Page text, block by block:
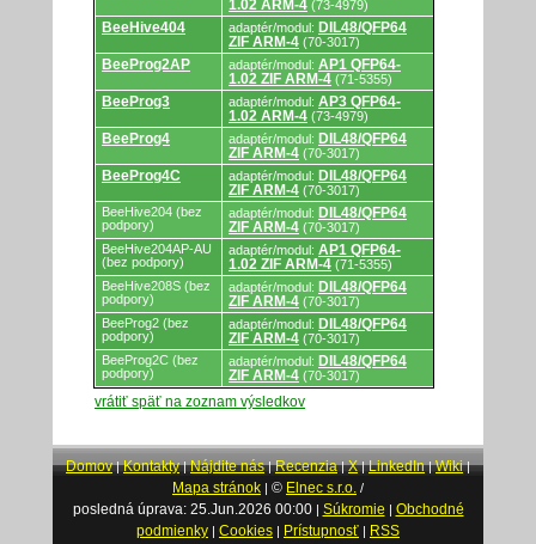
1.02 ARM-4 (73-4979)
BeeHive404 adaptér/modul: DIL48/QFP64
ZIF ARM-4 (70-3017)
BeeProg2AP adaptér/modul: AP1 QFP64-
1.02 ZIF ARM-4 (71-5355)
BeeProg3 adaptér/modul: AP3 QFP64-
1.02 ARM-4 (73-4979)
BeeProg4 adaptér/modul: DIL48/QFP64
ZIF ARM-4 (70-3017)
BeeProg4C adaptér/modul: DIL48/QFP64
ZIF ARM-4 (70-3017)
BeeHive204 (bez
podpory)
adaptér/modul: DIL48/QFP64
ZIF ARM-4 (70-3017)
BeeHive204AP-AU
(bez podpory)
adaptér/modul: AP1 QFP64-
1.02 ZIF ARM-4 (71-5355)
BeeHive208S (bez
podpory)
adaptér/modul: DIL48/QFP64
ZIF ARM-4 (70-3017)
BeeProg2 (bez
podpory)
adaptér/modul: DIL48/QFP64
ZIF ARM-4 (70-3017)
BeeProg2C (bez
podpory)
adaptér/modul: DIL48/QFP64
ZIF ARM-4 (70-3017)
vrátiť späť na zoznam výsledkov
Domov|Kontakty|Nájdite nás|Recenzia|X|LinkedIn|Wiki|
Mapa stránok | © Elnec s.r.o. /
posledná úprava: 25.Jun.2026 00:00| Súkromie | Obchodné
podmienky | Cookies | Prístupnosť | RSS